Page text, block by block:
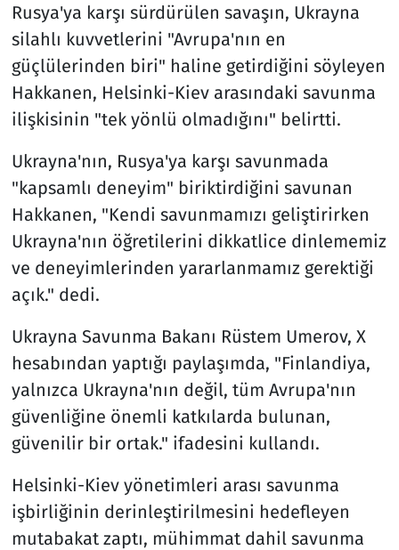
Rusya'ya karşı sürdürülen savaşın, Ukrayna
silahlı kuvvetlerini "Avrupa'nın en
güçlülerinden biri" haline getirdiğini söyleyen
Hakkanen, Helsinki-Kiev arasındaki savunma
ilişkisinin "tek yönlü olmadığını" belirtti.
Ukrayna'nın, Rusya'ya karşı savunmada
"kapsamlı deneyim" biriktirdiğini savunan
Hakkanen, "Kendi savunmamızı geliştirirken
Ukrayna'nın öğretilerini dikkatlice dinlememiz
ve deneyimlerinden yararlanmamız gerektiği
açık." dedi.
Ukrayna Savunma Bakanı Rüstem Umerov, X
hesabından yaptığı paylaşımda, "Finlandiya,
yalnızca Ukrayna'nın değil, tüm Avrupa'nın
güvenliğine önemli katkılarda bulunan,
güvenilir bir ortak." ifadesini kullandı.
Helsinki-Kiev yönetimleri arası savunma
işbirliğinin derinleştirilmesini hedefleyen
mutabakat zaptı, mühimmat dahil savunma